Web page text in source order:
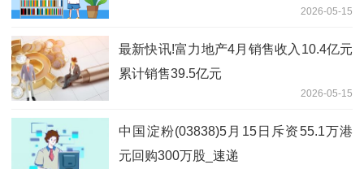
2026-05-15
最新快讯!富力地产4月销售收入10.4亿元
累计销售39.5亿元
2026-05-15
中国淀粉(03838)5月15日斥资55.1万港
元回购300万股_速递